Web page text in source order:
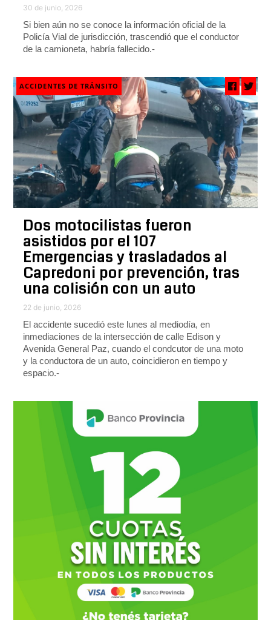
30 de junio, 2026
Si bien aún no se conoce la información oficial de la
Policía Vial de jurisdicción, trascendió que el conductor
de la camioneta, habría fallecido.-
ACCIDENTES DE TRÁNSITO
Dos motocilistas fueron
asistidos por el 107
Emergencias y trasladados al
Capredoni por prevención, tras
una colisión con un auto
22 de junio, 2026
El accidente sucedió este lunes al mediodía, en
inmediaciones de la intersección de calle Edison y
Avenida General Paz, cuando el condcutor de una moto
y la conductora de un auto, coincidieron en tiempo y
espacio.-